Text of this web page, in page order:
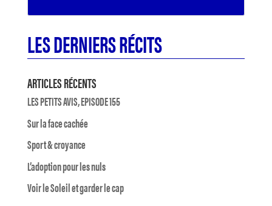
LES DERNIERS RÉCITS
ARTICLES RÉCENTS
LES PETITS AVIS, EPISODE 155
Sur la face cachée
Sport & croyance
L’adoption pour les nuls
Voir le Soleil et garder le cap